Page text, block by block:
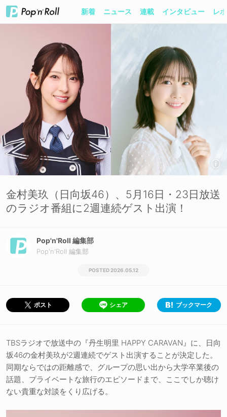
新着 ニュース 連載 インタビュー レ
金村美玖（日向坂46）、5月16日・23日放送
のラジオ番組に2週連続ゲスト出演！
Pop'n'Roll 編集部
Pop'n'Roll 編集部
2026.05.12
ポスト シェア ブックマーク
TBSラジオで放送中の『丹生明里 HAPPY CARAVAN』に、日向
坂46の金村美玖が2週連続でゲスト出演することが決定した。
同期ならではの距離感で、グループの思い出から大学卒業後の
話題、プライベートな旅行のエピソードまで、ここでしか聴け
ない貴重な対談をくり広げる。